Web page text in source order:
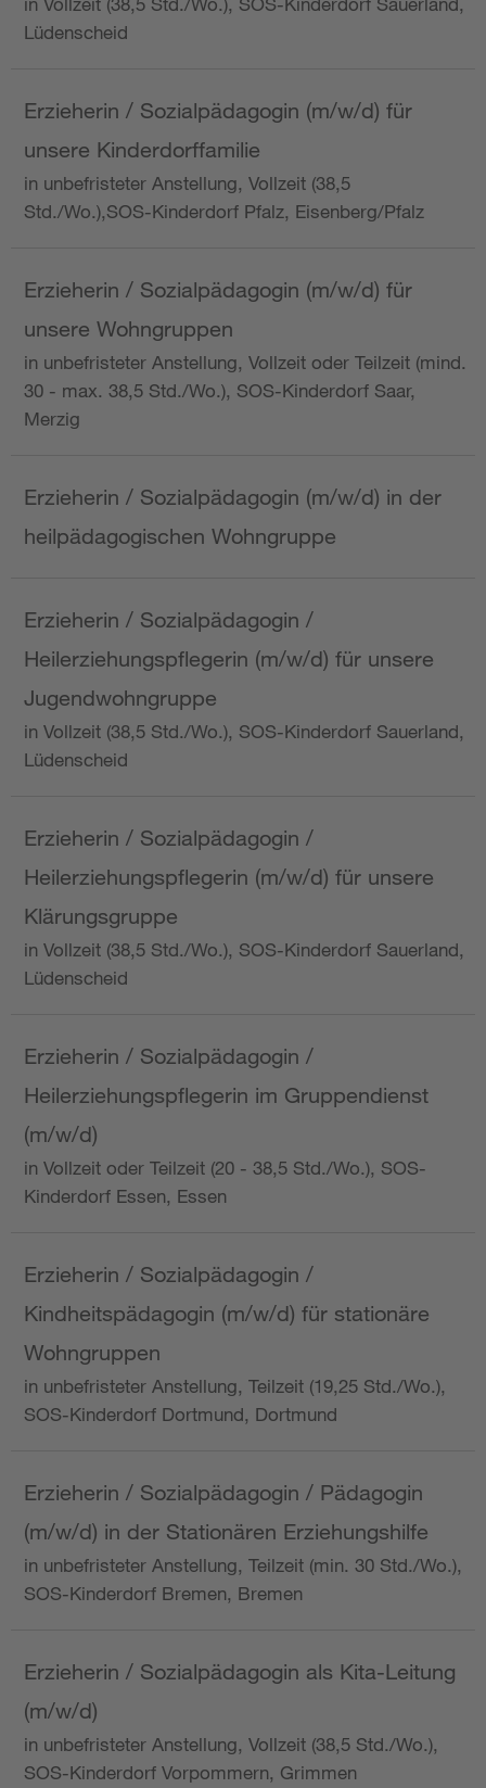
Lüdenscheid
Erzieherin / Sozialpädagogin (m/w/d) für
unsere Kinderdorffamilie
in unbefristeter Anstellung, Vollzeit (38,5
Std./Wo.),SOS-Kinderdorf Pfalz, Eisenberg/Pfalz
Erzieherin / Sozialpädagogin (m/w/d) für
unsere Wohngruppen
in unbefristeter Anstellung, Vollzeit oder Teilzeit (mind.
30 - max. 38,5 Std./Wo.), SOS-Kinderdorf Saar,
Merzig
Erzieherin / Sozialpädagogin (m/w/d) in der
heilpädagogischen Wohngruppe
Erzieherin / Sozialpädagogin /
Heilerziehungspflegerin (m/w/d) für unsere
Jugendwohngruppe
in Vollzeit (38,5 Std./Wo.), SOS-Kinderdorf Sauerland,
Lüdenscheid
Erzieherin / Sozialpädagogin /
Heilerziehungspflegerin (m/w/d) für unsere
Klärungsgruppe
in Vollzeit (38,5 Std./Wo.), SOS-Kinderdorf Sauerland,
Lüdenscheid
Erzieherin / Sozialpädagogin /
Heilerziehungspflegerin im Gruppendienst
(m/w/d)
in Vollzeit oder Teilzeit (20 - 38,5 Std./Wo.), SOS-
Kinderdorf Essen, Essen
Erzieherin / Sozialpädagogin /
Kindheitspädagogin (m/w/d) für stationäre
Wohngruppen
in unbefristeter Anstellung, Teilzeit (19,25 Std./Wo.),
SOS-Kinderdorf Dortmund, Dortmund
Erzieherin / Sozialpädagogin / Pädagogin
(m/w/d) in der Stationären Erziehungshilfe
in unbefristeter Anstellung, Teilzeit (min. 30 Std./Wo.),
SOS-Kinderdorf Bremen, Bremen
Erzieherin / Sozialpädagogin als Kita-Leitung
(m/w/d)
in unbefristeter Anstellung, Vollzeit (38,5 Std./Wo.),
SOS-Kinderdorf Vorpommern, Grimmen